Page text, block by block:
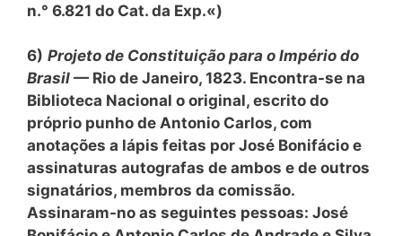
n.° 6.821 do Cat. da Exp.«)
6) Projeto de Constituição para o Império do
Brasil — Rio de Janeiro, 1823. Encontra-se na
Biblioteca Nacional o original, escrito do
próprio punho de Antonio Carlos, com
anotações a lápis feitas por José Bonifácio e
assinaturas autografas de ambos e de outros
signatários, membros da comissão.
Assinaram-no as seguintes pessoas: José